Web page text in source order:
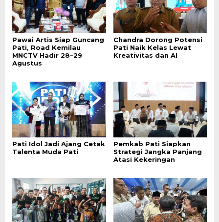
Pawai Artis Siap Guncang
Pati, Road Kemilau
MNCTV Hadir 28–29
Agustus
Chandra Dorong Potensi
Pati Naik Kelas Lewat
Kreativitas dan AI
Pati Idol Jadi Ajang Cetak
Talenta Muda Pati
Pemkab Pati Siapkan
Strategi Jangka Panjang
Atasi Kekeringan